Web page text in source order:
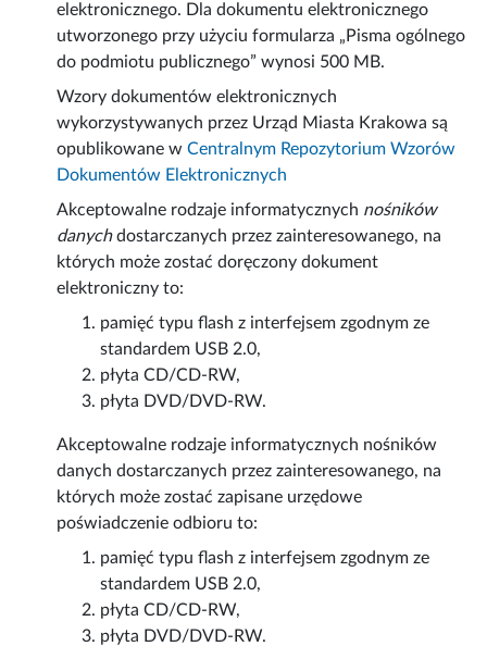
elektronicznego. Dla dokumentu elektronicznego
utworzonego przy użyciu formularza „Pisma ogólnego
do podmiotu publicznego” wynosi 500 MB.
Wzory dokumentów elektronicznych
wykorzystywanych przez Urząd Miasta Krakowa są
opublikowane wCentralnym Repozytorium Wzorów
Dokumentów Elektronicznych
Akceptowalne rodzaje informatycznych nośników
danychdostarczanych przez zainteresowanego, na
których może zostać doręczony dokument
elektroniczny to:
pamięć typu flash z interfejsem zgodnym ze
standardem USB 2.0,
płyta CD/CD-RW,
płyta DVD/DVD-RW.
Akceptowalne rodzaje informatycznych nośników
danych dostarczanych przez zainteresowanego, na
których może zostać zapisane urzędowe
poświadczenie odbioru to:
pamięć typu flash z interfejsem zgodnym ze
standardem USB 2.0,
płyta CD/CD-RW,
płyta DVD/DVD-RW.